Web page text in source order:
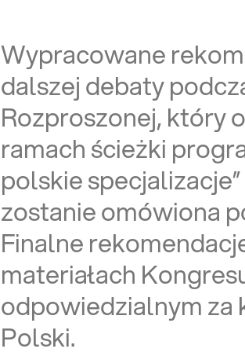
Wypracowane
dalszej debaty
Rozproszonej, który
ramach ścieżki
polskie
zostanie omówiona
Finalne
materiałach
odpowiedzialnym
Polski.